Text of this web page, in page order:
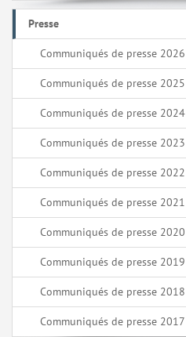
Presse
Communiqués de presse 2026
Communiqués de presse 2025
Communiqués de presse 2024
Communiqués de presse 2023
Communiqués de presse 2022
Communiqués de presse 2021
Communiqués de presse 2020
Communiqués de presse 2019
Communiqués de presse 2018
Communiqués de presse 2017